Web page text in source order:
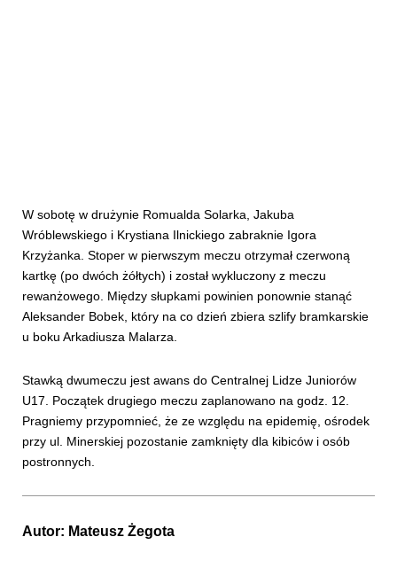
W sobotę w drużynie Romualda Solarka, Jakuba
Wróblewskiego i Krystiana Ilnickiego zabraknie Igora
Krzyżanka. Stoper w pierwszym meczu otrzymał czerwoną
kartkę (po dwóch żółtych) i został wykluczony z meczu
rewanżowego. Między słupkami powinien ponownie stanąć
Aleksander Bobek, który na co dzień zbiera szlify bramkarskie
u boku Arkadiusza Malarza.
Stawką dwumeczu jest awans do Centralnej Lidze Juniorów
U17. Początek drugiego meczu zaplanowano na godz. 12.
Pragniemy przypomnieć, że ze względu na epidemię, ośrodek
przy ul. Minerskiej pozostanie zamknięty dla kibiców i osób
postronnych.
Autor: Mateusz Żegota